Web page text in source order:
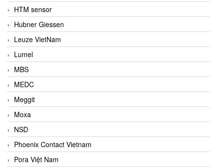
HTM sensor
Hubner Giessen
Leuze VietNam
Lumel
MBS
MEDC
Meggit
Moxa
NSD
Phoenix Contact Vietnam
Pora Việt Nam